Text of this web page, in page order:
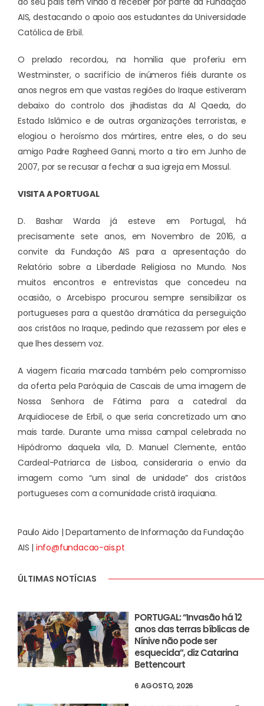
AIS, destacando o apoio aos estudantes da Universidade
Católica de Erbil.
O prelado recordou, na homilia que proferiu em
Westminster, o sacrifício de inúmeros fiéis durante os
anos negros em que vastas regiões do Iraque estiveram
debaixo do controlo dos jihadistas da Al Qaeda, do
Estado Islâmico e de outras organizações terroristas, e
elogiou o heroísmo dos mártires, entre eles, o do seu
amigo Padre Ragheed Ganni, morto a tiro em Junho de
2007, por se recusar a fechar a sua igreja em Mossul.
VISITA A PORTUGAL
D. Bashar Warda já esteve em Portugal, há
precisamente sete anos, em Novembro de 2016, a
convite da Fundação AIS para a apresentação do
Relatório sobre a Liberdade Religiosa no Mundo. Nos
muitos encontros e entrevistas que concedeu na
ocasião, o Arcebispo procurou sempre sensibilizar os
portugueses para a questão dramática da perseguição
aos cristãos no Iraque, pedindo que rezassem por eles e
que lhes dessem voz.
A viagem ficaria marcada também pelo compromisso
da oferta pela Paróquia de Cascais de uma imagem de
Nossa Senhora de Fátima para a catedral da
Arquidiocese de Erbil, o que seria concretizado um ano
mais tarde. Durante uma missa campal celebrada no
Hipódromo daquela vila, D. Manuel Clemente, então
Cardeal-Patriarca de Lisboa, consideraria o envio da
imagem como “um sinal de unidade” dos cristãos
portugueses com a comunidade cristã iraquiana.
Paulo Aido | Departamento de Informação da Fundação
AIS | info@fundacao-ais.pt
ÚLTIMAS NOTÍCIAS
PORTUGAL: “Invasão há 12
anos das terras bíblicas de
Nínive não pode ser
esquecida”, diz Catarina
Bettencourt
6 AGOSTO, 2026